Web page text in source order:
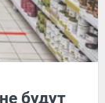
будут